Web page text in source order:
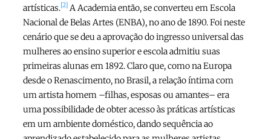
artísticas.[2] A Academia então, se converteu em Escola
Nacional de Belas Artes (ENBA), no ano de 1890. Foi neste
cenário que se deu a aprovação do ingresso universal das
mulheres ao ensino superior e escola admitiu suas
primeiras alunas em 1892. Claro que, como na Europa
desde o Renascimento, no Brasil, a relação íntima com
um artista homem –filhas, esposas ou amantes– era
uma possibilidade de obter acesso às práticas artísticas
em um ambiente doméstico, dando sequência ao